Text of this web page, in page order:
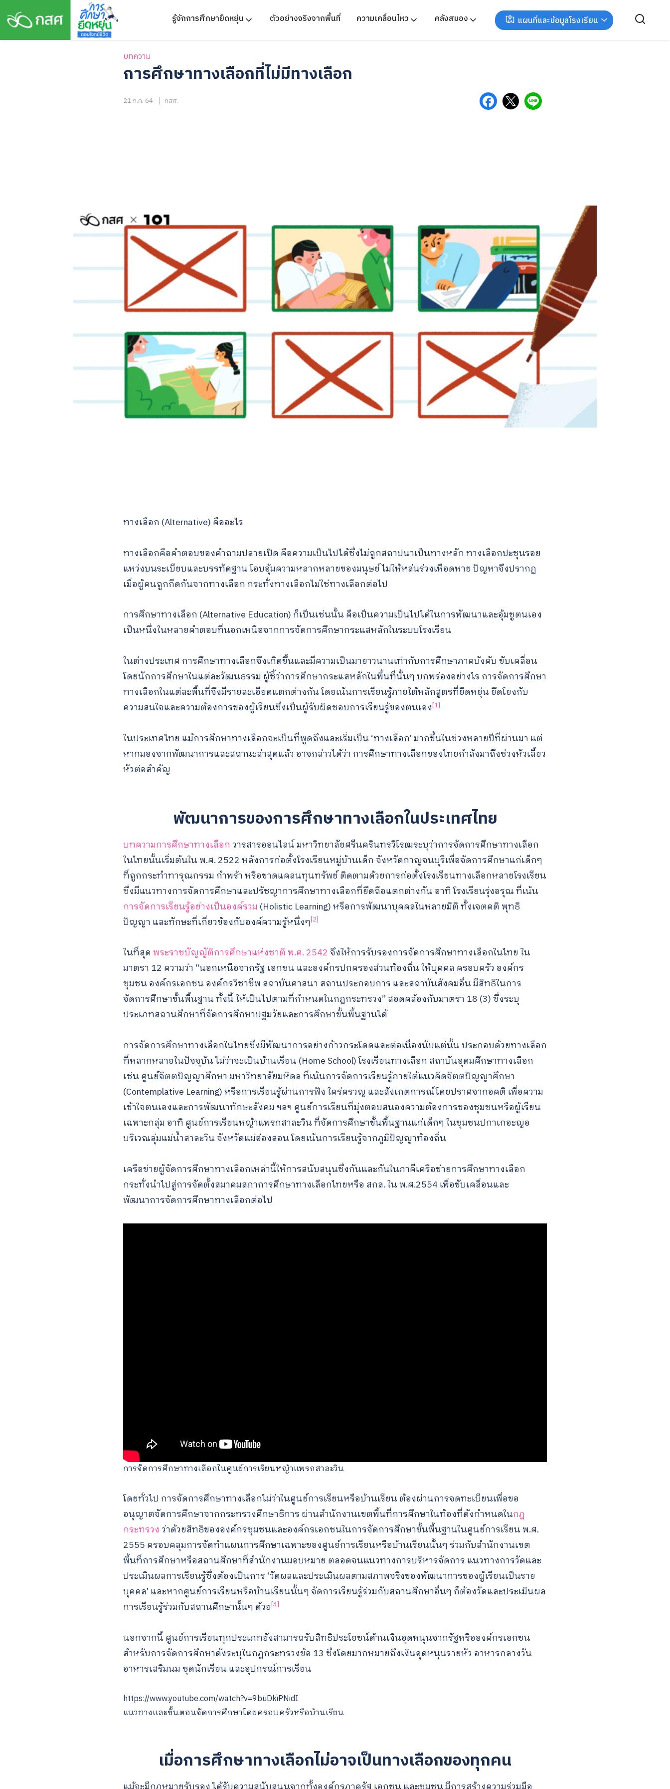
content
รู้จักการศึกษายืดหยุ่น ตัวอย่างจริงจากพื้นที่ ความเคลื่อนไหว คลังสมอง แผนที่และข้อมูลโรงเรียน
Search
for:
บทความ
การศึกษาทางเลือกที่ไม่มีทางเลือก
21 ก.ค. 64 กสศ.
ทางเลือก (Alternative) คืออะไร
ทางเลือกคือคำตอบของคำถามปลายเปิด คือความเป็นไปได้ซึ่งไม่ถูกสถาปนาเป็นทางหลัก ทางเลือกปะชุนรอย
แหว่งบนระเบียบและบรรทัดฐาน โอบอุ้มความหลากหลายของมนุษย์ ไม่ให้หล่นร่วงเหือดหาย ปัญหาจึงปรากฏ
เมื่อผู้คนถูกกีดกันจากทางเลือก กระทั่งทางเลือกไม่ใช่ทางเลือกต่อไป
การศึกษาทางเลือก (Alternative Education) ก็เป็นเช่นนั้น คือเป็นความเป็นไปได้ในการพัฒนาและอุ้มชูตนเอง
เป็นหนึ่งในหลายคำตอบที่นอกเหนือจากการจัดการศึกษากระแสหลักในระบบโรงเรียน
ในต่างประเทศ การศึกษาทางเลือกจึงเกิดขึ้นและมีความเป็นมายาวนานเท่ากับการศึกษาภาคบังคับ ขับเคลื่อน
โดยนักการศึกษาในแต่ละวัฒนธรรม ผู้ชี้ว่าการศึกษากระแสหลักในพื้นที่นั้นๆ บกพร่องอย่างไร การจัดการศึกษา
ทางเลือกในแต่ละพื้นที่จึงมีรายละเอียดแตกต่างกัน โดยเน้นการเรียนรู้ภายใต้หลักสูตรที่ยืดหยุ่น ยึดโยงกับ
ความสนใจและความต้องการของผู้เรียนซึ่งเป็นผู้รับผิดชอบการเรียนรู้ของตนเอง[1]
ในประเทศไทย แม้การศึกษาทางเลือกจะเป็นที่พูดถึงและเริ่มเป็น ‘ทางเลือก’ มากขึ้นในช่วงหลายปีที่ผ่านมา แต่
หากมองจากพัฒนาการและสถานะล่าสุดแล้ว อาจกล่าวได้ว่า การศึกษาทางเลือกของไทยกำลังมาถึงช่วงหัวเลี้ยว
หัวต่อสำคัญ
พัฒนาการของการศึกษาทางเลือกในประเทศไทย
บทความการศึกษาทางเลือก วารสารออนไลน์ มหาวิทยาลัยศรีนครินทรวิโรฒระบุว่าการจัดการศึกษาทางเลือก
ในไทยนั้นเริ่มต้นใน พ.ศ. 2522 หลังการก่อตั้งโรงเรียนหมู่บ้านเด็ก จังหวัดกาญจนบุรีเพื่อจัดการศึกษาแก่เด็กๆ
ที่ถูกกระทำทารุณกรรม กำพร้า หรือขาดแคลนทุนทรัพย์ ติดตามด้วยการก่อตั้งโรงเรียนทางเลือกหลายโรงเรียน
ซึ่งมีแนวทางการจัดการศึกษาและปรัชญาการศึกษาทางเลือกที่ยึดถือแตกต่างกัน อาทิ โรงเรียนรุ่งอรุณ ที่เน้น
การจัดการเรียนรู้อย่างเป็นองค์รวม (Holistic Learning) หรือการพัฒนาบุคคลในหลายมิติ ทั้งเจตคติ พุทธิ
ปัญญา และทักษะที่เกี่ยวข้องกับองค์ความรู้หนึ่งๆ[2]
ในที่สุดพระราชบัญญัติการศึกษาแห่งชาติ พ.ศ. 2542 จึงให้การรับรองการจัดการศึกษาทางเลือกในไทย ใน
มาตรา 12 ความว่า “นอกเหนือจากรัฐ เอกชน และองค์กรปกครองส่วนท้องถิ่น ให้บุคคล ครอบครัว องค์กร
ชุมชน องค์กรเอกชน องค์กรวิชาชีพ สถาบันศาสนา สถานประกอบการ และสถาบันสังคมอื่น มีสิทธิในการ
จัดการศึกษาขั้นพื้นฐาน ทั้งนี้ ให้เป็นไปตามที่กำหนดในกฎกระทรวง” สอดคล้องกับมาตรา 18 (3) ซึ่งระบุ
ประเภทสถานศึกษาที่จัดการศึกษาปฐมวัยและการศึกษาขั้นพื้นฐานได้
การจัดการศึกษาทางเลือกในไทยซึ่งมีพัฒนาการอย่างก้าวกระโดดและต่อเนื่องนับแต่นั้น ประกอบด้วยทางเลือก
ที่หลากหลายในปัจจุบัน ไม่ว่าจะเป็นบ้านเรียน (Home School) โรงเรียนทางเลือก สถาบันอุดมศึกษาทางเลือก
เช่น ศูนย์จิตตปัญญาศึกษา มหาวิทยาลัยมหิดล ที่เน้นการจัดการเรียนรู้ภายใต้แนวคิดจิตตปัญญาศึกษา
(Contemplative Learning) หรือการเรียนรู้ผ่านการฟัง ใคร่ครวญ และสังเกตการณ์โดยปราศจากอคติ เพื่อความ
เข้าใจตนเองและการพัฒนาทักษะสังคม ฯลฯ ศูนย์การเรียนที่มุ่งตอบสนองความต้องการของชุมชนหรือผู้เรียน
เฉพาะกลุ่ม อาทิ ศูนย์การเรียนหญ้าแพรกสาละวิน ที่จัดการศึกษาขั้นพื้นฐานแก่เด็กๆ ในชุมชนปกาเกอะญอ
บริเวณลุ่มแม่น้ำสาละวิน จังหวัดแม่ฮ่องสอน โดยเน้นการเรียนรู้จากภูมิปัญญาท้องถิ่น
เครือข่ายผู้จัดการศึกษาทางเลือกเหล่านี้ให้การสนับสนุนซึ่งกันและกันในภาคีเครือข่ายการศึกษาทางเลือก
กระทั่งนำไปสู่การจัดตั้งสมาคมสภาการศึกษาทางเลือกไทยหรือ สกล. ใน พ.ศ.2554 เพื่อขับเคลื่อนและ
พัฒนาการจัดการศึกษาทางเลือกต่อไป
การจัดการศึกษาทางเลือกในศูนย์การเรียนหญ้าแพรกสาละวิน
โดยทั่วไป การจัดการศึกษาทางเลือกไม่ว่าในศูนย์การเรียนหรือบ้านเรียน ต้องผ่านการจดทะเบียนเพื่อขอ
อนุญาตจัดการศึกษาจากกระทรวงศึกษาธิการ ผ่านสำนักงานเขตพื้นที่การศึกษาในท้องที่ดังกำหนดในกฎ
กระทรวง ว่าด้วยสิทธิขององค์กรชุมชนและองค์กรเอกชนในการจัดการศึกษาขั้นพื้นฐานในศูนย์การเรียน พ.ศ.
2555 ครอบคลุมการจัดทำแผนการศึกษาเฉพาะของศูนย์การเรียนหรือบ้านเรียนนั้นๆ ร่วมกับสำนักงานเขต
พื้นที่การศึกษาหรือสถานศึกษาที่สำนักงานมอบหมาย ตลอดจนแนวทางการบริหารจัดการ แนวทางการวัดและ
ประเมินผลการเรียนรู้ซึ่งต้องเป็นการ ‘วัดผลและประเมินผลตามสภาพจริงของพัฒนาการของผู้เรียนเป็นราย
บุคคล’ และหากศูนย์การเรียนหรือบ้านเรียนนั้นๆ จัดการเรียนรู้ร่วมกับสถานศึกษาอื่นๆ ก็ต้องวัดและประเมินผล
การเรียนรู้ร่วมกับสถานศึกษานั้นๆ ด้วย[3]
นอกจากนี้ ศูนย์การเรียนทุกประเภทยังสามารถรับสิทธิประโยชน์ด้านเงินอุดหนุนจากรัฐหรือองค์กรเอกชน
สำหรับการจัดการศึกษาดังระบุในกฎกระทรวงข้อ 13 ซึ่งโดยมากหมายถึงเงินอุดหนุนรายหัว อาหารกลางวัน
อาหารเสริมนม ชุดนักเรียน และอุปกรณ์การเรียน
https://www.youtube.com/watch?v=9buDkiPNidI
แนวทางและขั้นตอนจัดการศึกษาโดยครอบครัวหรือบ้านเรียน
เมื่อการศึกษาทางเลือกไม่อาจเป็นทางเลือกของทุกคน